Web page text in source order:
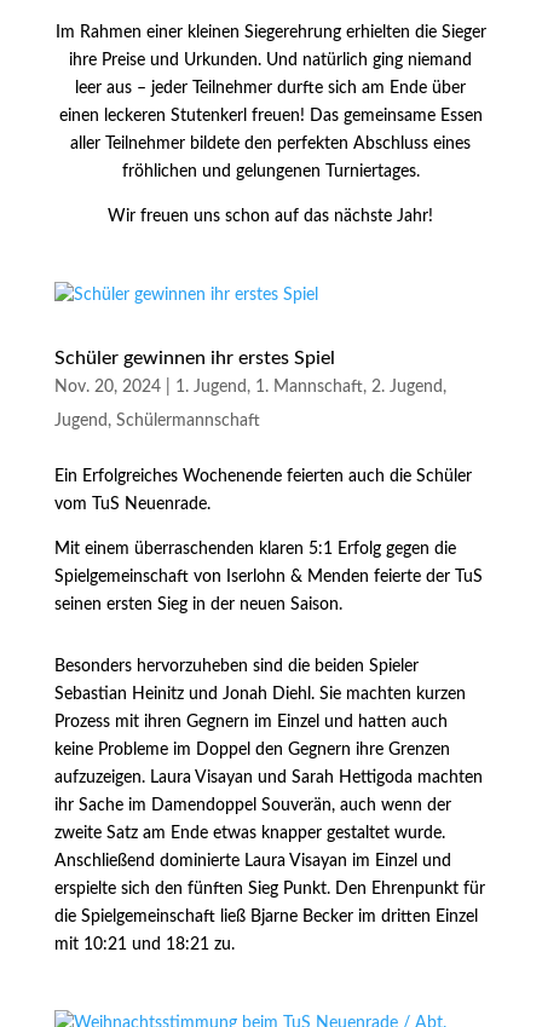
Im Rahmen einer kleinen Siegerehrung erhielten die Sieger
ihre Preise und Urkunden. Und natürlich ging niemand
leer aus – jeder Teilnehmer durfte sich am Ende über
einen leckeren Stutenkerl freuen! Das gemeinsame Essen
aller Teilnehmer bildete den perfekten Abschluss eines
fröhlichen und gelungenen Turniertages.
Wir freuen uns schon auf das nächste Jahr!
Schüler gewinnen ihr erstes Spiel
Nov. 20, 2024| 1. Jugend , 1. Mannschaft, 2. Jugend ,
Jugend , Schülermannschaft
Ein Erfolgreiches Wochenende feierten auch die Schüler
vom TuS Neuenrade.
Mit einem überraschenden klaren 5:1 Erfolg gegen die
Spielgemeinschaft von Iserlohn & Menden feierte der TuS
seinen ersten Sieg in der neuen Saison.
Besonders hervorzuheben sind die beiden Spieler
Sebastian Heinitz und Jonah Diehl. Sie machten kurzen
Prozess mit ihren Gegnern im Einzel und hatten auch
keine Probleme im Doppel den Gegnern ihre Grenzen
aufzuzeigen. Laura Visayan und Sarah Hettigoda machten
ihr Sache im Damendoppel Souverän, auch wenn der
zweite Satz am Ende etwas knapper gestaltet wurde.
Anschließend dominierte Laura Visayan im Einzel und
erspielte sich den fünften Sieg Punkt. Den Ehrenpunkt für
die Spielgemeinschaft ließ Bjarne Becker im dritten Einzel
mit 10:21 und 18:21 zu.